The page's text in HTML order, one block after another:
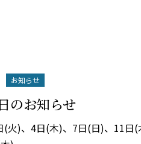
お知らせ
のお知らせ
(火)、4日(木)、7日(日)、11日